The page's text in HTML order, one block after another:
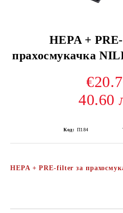
HEPA +
прахосмукачка
40.60
Код: П184
HEPA + PRE-filter за